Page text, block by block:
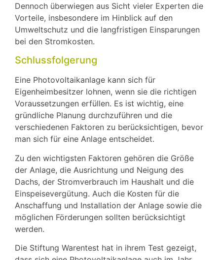
Dennoch überwiegen aus Sicht vieler Experten die
Vorteile, insbesondere im Hinblick auf den
Umweltschutz und die langfristigen Einsparungen
bei den Stromkosten.
Schlussfolgerung
Eine Photovoltaikanlage kann sich für
Eigenheimbesitzer lohnen, wenn sie die richtigen
Voraussetzungen erfüllen. Es ist wichtig, eine
gründliche Planung durchzuführen und die
verschiedenen Faktoren zu berücksichtigen, bevor
man sich für eine Anlage entscheidet.
Zu den wichtigsten Faktoren gehören die Größe
der Anlage, die Ausrichtung und Neigung des
Dachs, der Stromverbrauch im Haushalt und die
Einspeisevergütung. Auch die Kosten für die
Anschaffung und Installation der Anlage sowie die
möglichen Förderungen sollten berücksichtigt
werden.
Die Stiftung Warentest hat in ihrem Test gezeigt,